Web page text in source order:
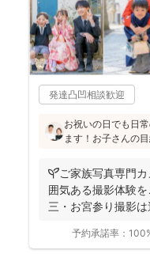
発達凸凹相談歓迎
お祝いの日でも日
ます！お子さんの
五三の撮影が経験
問合せください♪
🌱ご家族写真専門
囲気ある撮影体験
三・お宮参り撮影
予約承諾率：